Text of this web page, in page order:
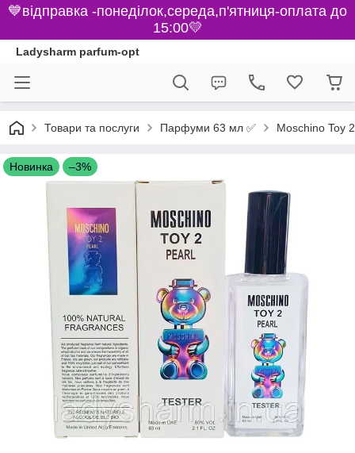
💙відправка -понеділок,середа,п'ятниця-оплата до
15:00💛
Ladysharm parfum-opt
Товари та послуги Парфуми 63 мл ✅ Moschino Toy
Новинка –3%